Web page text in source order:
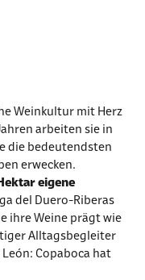
Weinkultur mit Herz
arbeiten sie in
die bedeutendsten
erwecken.
eigene
del Duero-Riberas
ihre Weine prägt wie
Alltagsbegleiter
Copaboca hat